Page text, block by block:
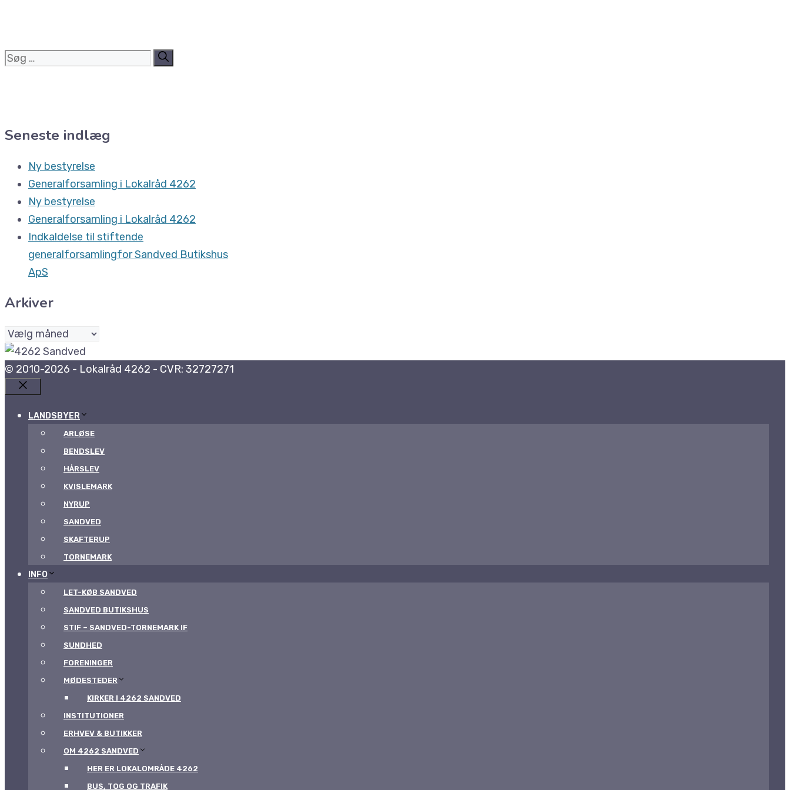
Søg
Seneste indlæg
Ny bestyrelse
Generalforsamling i Lokalråd 4262
Ny bestyrelse
Generalforsamling i Lokalråd 4262
Indkaldelse til stiftende
generalforsamlingfor Sandved Butikshus
ApS
Arkiver
Arkiver
© 2010-2026 - Lokalråd 4262 - CVR: 32727271
Luk
LANDSBYER
ARLØSE
BENDSLEV
HÅRSLEV
KVISLEMARK
NYRUP
SANDVED
SKAFTERUP
TORNEMARK
INFO
LET-KØB SANDVED
SANDVED BUTIKSHUS
STIF – SANDVED-TORNEMARK IF
SUNDHED
FORENINGER
MØDESTEDER
KIRKER I 4262 SANDVED
INSTITUTIONER
ERHVEV & BUTIKKER
OM 4262 SANDVED
HER ER LOKALOMRÅDE 4262
BUS, TOG OG TRAFIK